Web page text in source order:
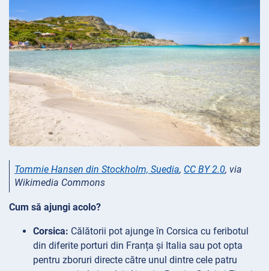
Tommie Hansen din Stockholm, Suedia, CC BY 2.0, via
Wikimedia Commons
Cum să ajungi acolo?
Corsica: Călătorii pot ajunge în Corsica cu feribotul
din diferite porturi din Franța și Italia sau pot opta
pentru zboruri directe către unul dintre cele patru